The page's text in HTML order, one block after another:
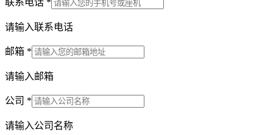
联系电话 *
请输入联系电话
邮箱 *
请输入邮箱
公司 *
请输入公司名称